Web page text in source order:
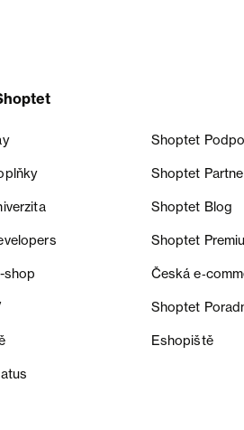
Shoptet
Shoptet
Shoptet Blog
Shoptet
shop Česká
Shoptet
Eshopiště